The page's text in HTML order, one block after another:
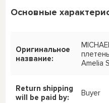
Основные
Оригинальное
название:
Amelia
Return shipping
will be paid by:
Buyer